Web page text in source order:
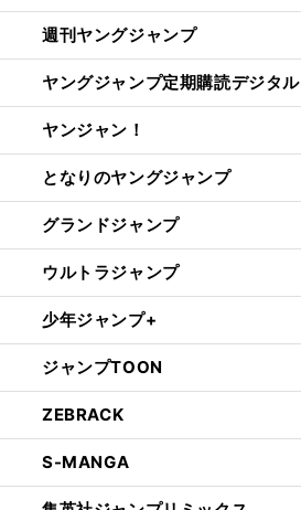
週刊ヤングジャンプ
ヤングジャンプ定期購読デジタル
ヤンジャン！
となりのヤングジャンプ
グランドジャンプ
ウルトラジャンプ
少年ジャンプ+
ジャンプTOON
ZEBRACK
S-MANGA